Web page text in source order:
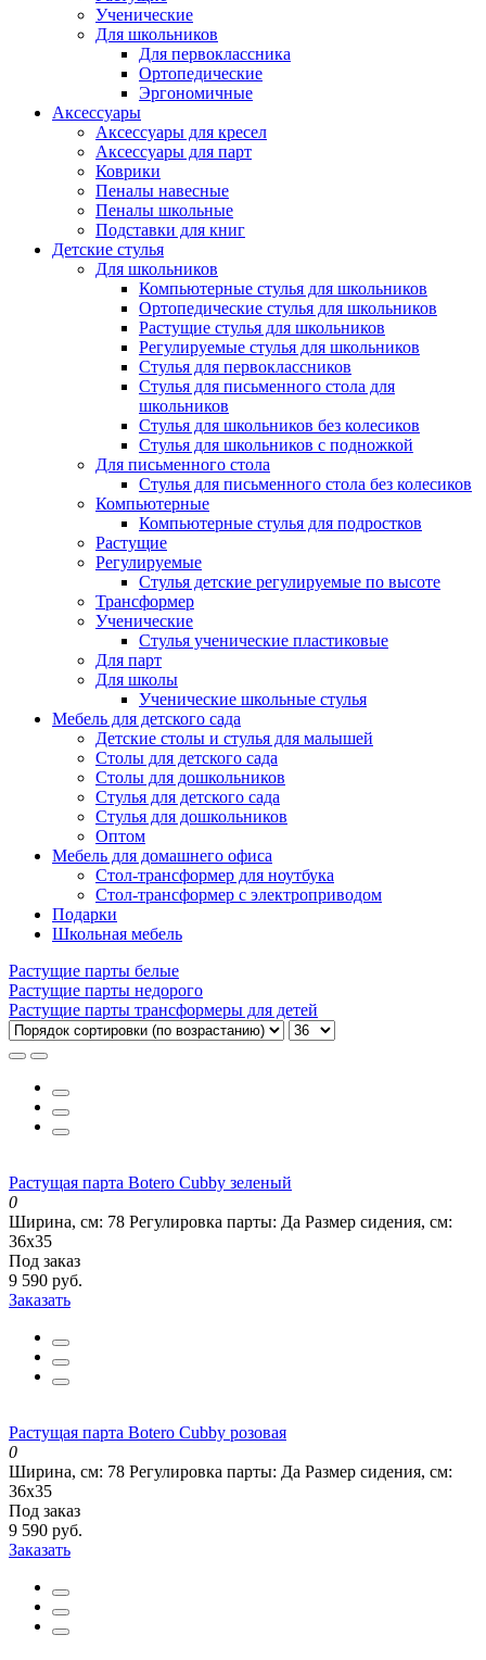
Ученические
Для школьников
Для первоклассника
Ортопедические
Эргономичные
Аксессуары
Аксессуары для кресел
Аксессуары для парт
Коврики
Пеналы навесные
Пеналы школьные
Подставки для книг
Детские стулья
Для школьников
Компьютерные стулья для школьников
Ортопедические стулья для школьников
Растущие стулья для школьников
Регулируемые стулья для школьников
Стулья для первоклассников
Стулья для письменного стола для
школьников
Стулья для школьников без колесиков
Стулья для школьников с подножкой
Для письменного стола
Стулья для письменного стола без колесиков
Компьютерные
Компьютерные стулья для подростков
Растущие
Регулируемые
Стулья детские регулируемые по высоте
Трансформер
Ученические
Стулья ученические пластиковые
Для парт
Для школы
Ученические школьные стулья
Мебель для детского сада
Детские столы и стулья для малышей
Столы для детского сада
Столы для дошкольников
Стулья для детского сада
Стулья для дошкольников
Оптом
Мебель для домашнего офиса
Стол-трансформер для ноутбука
Стол-трансформер с электроприводом
Подарки
Школьная мебель
Растущие парты белые
Растущие парты недорого
Растущие парты трансформеры для детей
Растущая парта Botero Cubby зеленый
0
Ширина, см: 78 Регулировка парты: Да Размер сидения, см:
36х35
Под заказ
9 590 руб.
Заказать
Растущая парта Botero Cubby розовая
0
Ширина, см: 78 Регулировка парты: Да Размер сидения, см:
36х35
Под заказ
9 590 руб.
Заказать